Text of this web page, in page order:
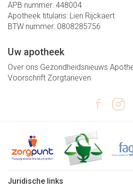
APB nummer: 448004
Apotheek titularis: Lien Rijckaert
BTW nummer: 0808285756
Uw apotheek
Over ons Gezondheidsnieuws
Voorschrift Zorgtarieven
Juridische links